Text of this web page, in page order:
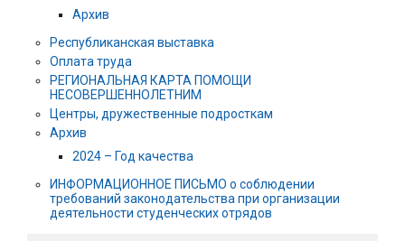
Архив
Республиканская выставка
Оплата труда
РЕГИОНАЛЬНАЯ КАРТА ПОМОЩИ
НЕСОВЕРШЕННОЛЕТНИМ
Центры, дружественные подросткам
Архив
2024 – Год качества
ИНФОРМАЦИОННОЕ ПИСЬМО о соблюдении
требований законодательства при организации
деятельности студенческих отрядов